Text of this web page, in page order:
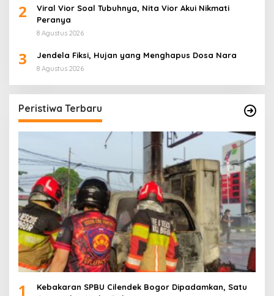
2
Viral Vior Soal Tubuhnya, Nita Vior Akui Nikmati
Peranya
8 Agustus 2026
3 Jendela Fiksi, Hujan yang Menghapus Dosa Nara
8 Agustus 2026
Peristiwa Terbaru
1
Kebakaran SPBU Cilendek Bogor Dipadamkan, Satu